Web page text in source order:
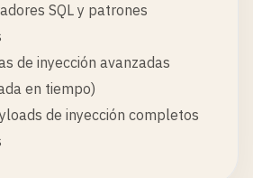
SQL y patrones
de inyección avanzadas
en tiempo)
de inyección completos